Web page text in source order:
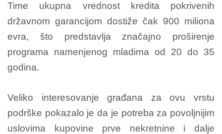
Time ukupna vrednost kredita pokrivenih
državnom garancijom dostiže čak 900 miliona
evra, što predstavlja značajno proširenje
programa namenjenog mladima od 20 do 35
godina.
Veliko interesovanje građana za ovu vrstu
podrške pokazalo je da je potreba za povoljnijim
uslovima kupovine prve nekretnine i dalje